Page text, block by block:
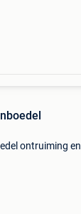
ontruiming en